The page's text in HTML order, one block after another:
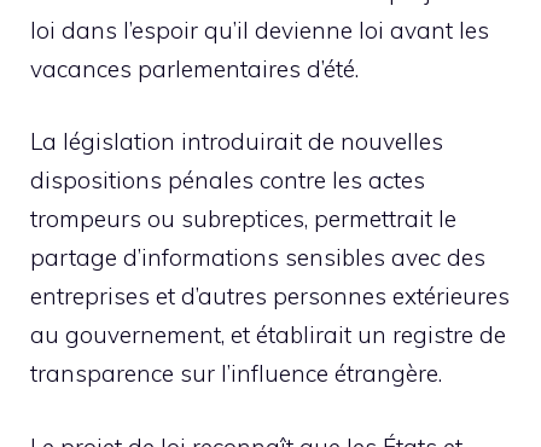
loi dans l’espoir qu’il devienne loi avant les
vacances parlementaires d’été.
La législation introduirait de nouvelles
dispositions pénales contre les actes
trompeurs ou subreptices, permettrait le
partage d’informations sensibles avec des
entreprises et d’autres personnes extérieures
au gouvernement, et établirait un registre de
transparence sur l’influence étrangère.